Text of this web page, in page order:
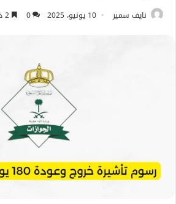
نايف سمير 10 يونيو، 2025 0